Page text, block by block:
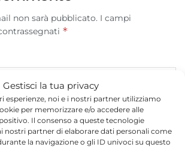
Gestisci la tua privacy
esperienze, noi e i nostri partner utilizziamo
per memorizzare e/o accedere alle
Il consenso a queste tecnologie
nostri partner di elaborare dati personali come
la navigazione o gli ID univoci su questo
non sarà pubblicato. I campi
*